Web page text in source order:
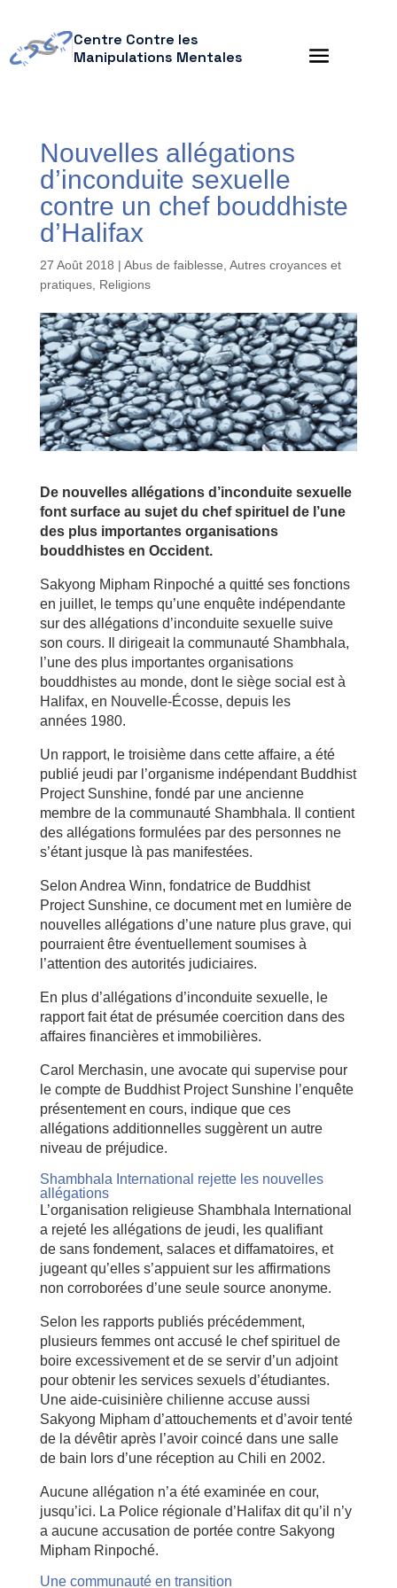
Centre Contre les
Manipulations Mentales
Nouvelles allégations
d’inconduite sexuelle
contre un chef bouddhiste
d’Halifax
27 Août 2018 | Abus de faiblesse Autres croyances et
pratiques, Religions
De nouvelles allégations d’inconduite sexuelle
font surface au sujet du chef spirituel de l’une
des plus importantes organisations
bouddhistes en Occident.
Sakyong Mipham Rinpoché a quitté ses fonctions
en juillet, le temps qu’une enquête indépendante
sur des allégations d’inconduite sexuelle suive
son cours. Il dirigeait la communauté Shambhala,
l’une des plus importantes organisations
bouddhistes au monde, dont le siège social est à
Halifax, en Nouvelle-Écosse, depuis les
années 1980.
Un rapport, le troisième dans cette affaire, a été
publié jeudi par l’organisme indépendant Buddhist
Project Sunshine, fondé par une ancienne
membre de la communauté Shambhala. Il contient
des allégations formulées par des personnes ne
s’étant jusque là pas manifestées.
Selon Andrea Winn, fondatrice de Buddhist
Project Sunshine, ce document met en lumière de
nouvelles allégations d’une nature plus grave, qui
pourraient être éventuellement soumises à
l’attention des autorités judiciaires.
En plus d’allégations d’inconduite sexuelle, le
rapport fait état de présumée coercition dans des
affaires financières et immobilières.
Carol Merchasin, une avocate qui supervise pour
le compte de Buddhist Project Sunshine l’enquête
présentement en cours, indique que ces
allégations additionnelles suggèrent un autre
niveau de préjudice.
Shambhala International rejette les nouvelles
allégations
L’organisation religieuse Shambhala International
a rejeté les allégations de jeudi, les qualifiant
de sans fondement, salaces et diffamatoires, et
jugeant qu’elles s’appuient sur les affirmations
non corroborées d’une seule source anonyme.
Selon les rapports publiés précédemment,
plusieurs femmes ont accusé le chef spirituel de
boire excessivement et de se servir d’un adjoint
pour obtenir les services sexuels d’étudiantes.
Une aide-cuisinière chilienne accuse aussi
Sakyong Mipham d’attouchements et d’avoir tenté
de la dévêtir après l’avoir coincé dans une salle
de bain lors d’une réception au Chili en 2002.
Aucune allégation n’a été examinée en cour,
jusqu’ici. La Police régionale d’Halifax dit qu’il n’y
a aucune accusation de portée contre Sakyong
Mipham Rinpoché.
Une communauté en transition